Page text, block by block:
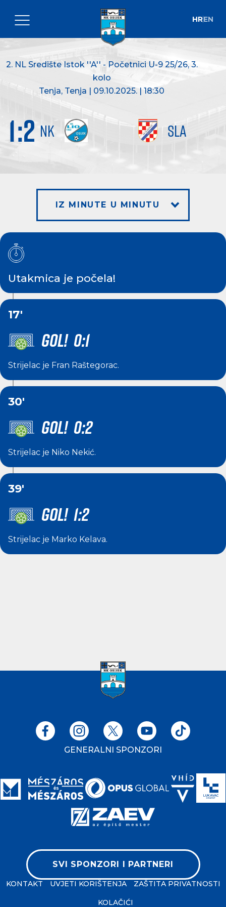
HREN
2. NL Središte Istok ''A'' - Početnici U-9 25/26, 3.
kolo
Tenja, Tenja | 09.10.2025. | 18:30
NK SLA
1:2
IZ MINUTE U MINUTU
Utakmica je počela!
17'
GOL! 0:1
Strijelac je Fran Raštegorac.
30'
GOL! 0:2
Strijelac je Niko Nekić.
39'
GOL! 1:2
Strijelac je Marko Kelava.
GENERALNI SPONZORI
SVI SPONZORI I PARTNERI
KONTAKT UVJETI KORIŠTENJA ZAŠTITA PRIVATNOSTI
KOLAČIĆI